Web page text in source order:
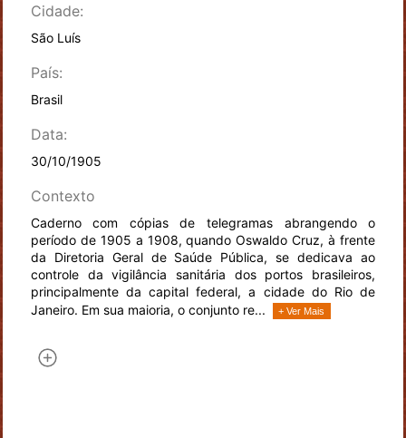
Cidade:
São Luís
País:
Brasil
Data:
30/10/1905
Contexto
Caderno com cópias de telegramas abrangendo o
período de 1905 a 1908, quando Oswaldo Cruz, à frente
da Diretoria Geral de Saúde Pública, se dedicava ao
controle da vigilância sanitária dos portos brasileiros,
principalmente da capital federal, a cidade do Rio de
Janeiro. Em sua maioria, o conjunto re...
+ Ver Mais